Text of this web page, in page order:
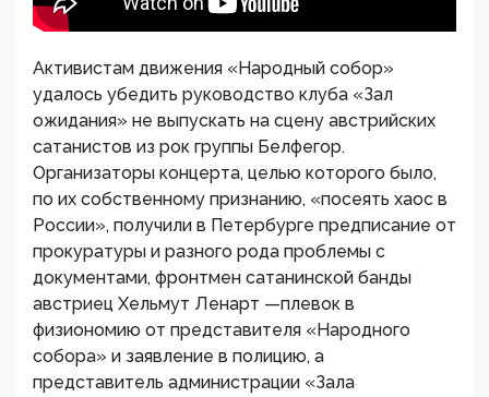
Активистам движения «Народный собор»
удалось убедить руководство клуба «Зал
ожидания» не выпускать на сцену австрийских
сатанистов из рок группы Белфегор.
Организаторы концерта, целью которого было,
по их собственному признанию, «посеять хаос в
России», получили в Петербурге предписание от
прокуратуры и разного рода проблемы с
документами, фронтмен сатанинской банды
австриец Хельмут Ленарт —плевок в
физиономию от представителя «Народного
собора» и заявление в полицию, а
представитель администрации «Зала